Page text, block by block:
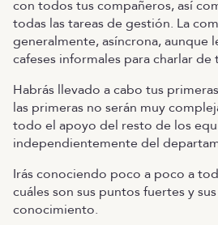
con todos tus compañeros, así
todas las tareas de gestión. La
generalmente, asíncrona, aunque
cafeses informales para charlar
Habrás llevado a cabo tus
las primeras no serán muy
todo el apoyo del resto de los
independientemente del
Irás conociendo poco a poco a
cuáles son sus puntos fuertes y
conocimiento.